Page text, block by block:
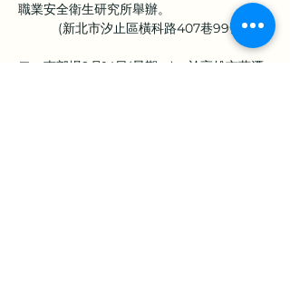
職業安全衛生研究所舉辦。
(新北市汐止區橫科路407巷99號)
二、南部場9月14日(星期一)，於高雄市蓮潭